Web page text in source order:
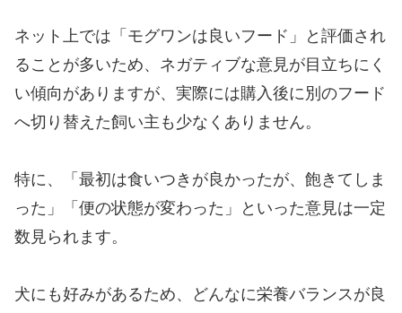
ネット上では「モグワンは良いフード」と評価され
ることが多いため、ネガティブな意見が目立ちにく
い傾向がありますが、実際には購入後に別のフード
へ切り替えた飼い主も少なくありません。
特に、「最初は食いつきが良かったが、飽きてしま
った」「便の状態が変わった」といった意見は一定
数見られます。
犬にも好みがあるため、どんなに栄養バランスが良